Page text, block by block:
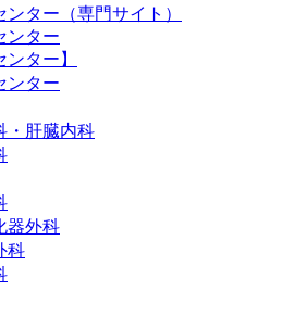
ター（専門サイト）
ンター
ンター】
ンター
・肝臓内科
器外科
科